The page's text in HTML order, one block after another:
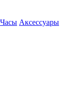
Часы Аксессуары